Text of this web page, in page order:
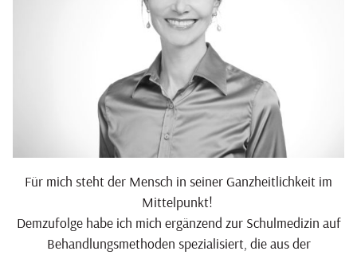
Für mich steht der Mensch in seiner Ganzheitlichkeit im
Mittelpunkt!
Demzufolge habe ich mich ergänzend zur Schulmedizin auf
Behandlungsmethoden spezialisiert, die aus der